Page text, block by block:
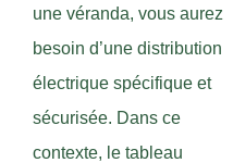
une véranda, vous aurez
besoin d’une distribution
électrique spécifique et
sécurisée. Dans ce
contexte, le tableau